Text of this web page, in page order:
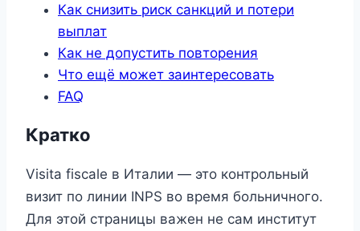
Как снизить риск санкций и потери
выплат
Как не допустить повторения
Что ещё может заинтересовать
FAQ
Кратко
Visita fiscale в Италии — это контрольный
визит по линии INPS во время больничного.
Для этой страницы важен не сам институт